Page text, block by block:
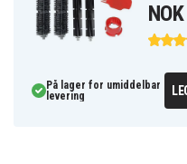
På lager for umiddelbar
levering